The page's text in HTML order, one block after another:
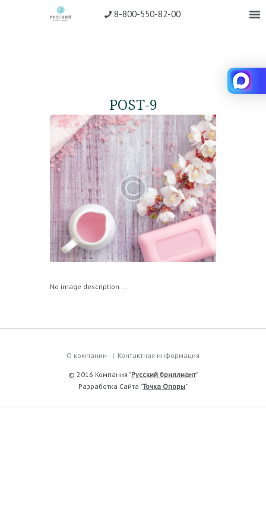
8-800-550-82-00
POST-9
No image description ...
О компании Контактная информация
© 2016 Компания "Русский бриллиант"
Разработка Сайта "Точка Опоры"